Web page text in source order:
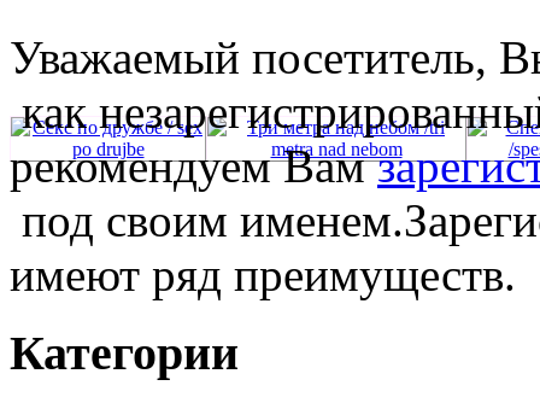
Уважаемый посетитель,
как
рекомендуем Вам
под своим
имеют ряд преимуществ.
Категории